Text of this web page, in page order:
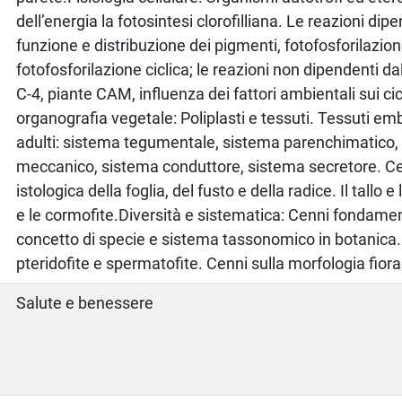
dell’energia la fotosintesi clorofilliana. Le reazioni
funzione e distribuzione dei pigmenti,
fotofosforilazione ciclica; le reazioni non dipendenti
C-4, piante CAM, influenza dei fattori ambientali sui
organografia vegetale: Poliplasti e tessuti. Tessuti
adulti: sistema tegumentale, sistema
meccanico, sistema conduttore, sistema secretore.
istologica della foglia, del fusto e della radice. Il tallo
e le cormofite.Diversità e sistematica: Cenni
concetto di specie e sistema tassonomico in
pteridofite e spermatofite. Cenni sulla morfologia
Salute e benessere